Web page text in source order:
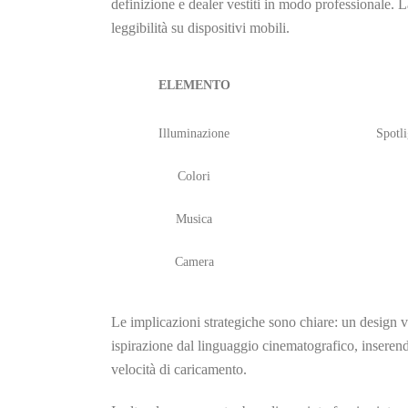
definizione e dealer vestiti in modo professionale.
leggibilità su dispositivi mobili.
ELEMENTO
Illuminazione
Colori
Musica
Camera
Le implicazioni strategiche sono chiare: un design
ispirazione dal linguaggio cinematografico,
velocità di caricamento.